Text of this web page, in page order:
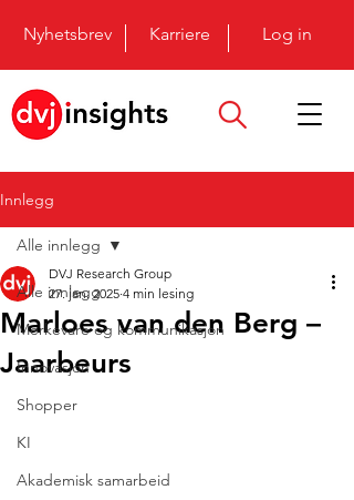
Nyhetsbrev Karriere Log in
Innlegg
Alle innlegg
Merkevare og kommunikasjon
Innovasjon
Shopper
KI
Akademisk samarbeid
Alle innlegg
Marloes van den Berg –
Jaarbeurs
DVJ Research Group
27. jan. 2025 4 min lesing